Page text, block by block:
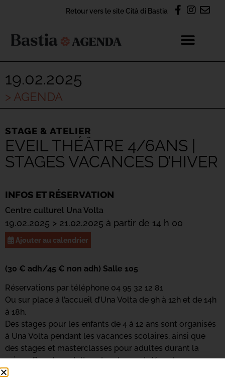
Retour vers le site Cità di Bastia
19.02.2025
> AGENDA
STAGE & ATELIER
EVEIL THÉÂTRE 4/6ANS |
STAGES VACANCES D’HIVER
INFOS ET RÉSERVATION
Centre culturel Una Volta
19.02.2025 > 21.02.2025 à partir de 14 h 00
Ajouter au calendrier
(30 € adh/45 € non adh) Salle 105
Réservations par téléphone 04 95 32 12 81
Ou sur place à l’accueil d’Una Volta de 9h à 12h et de 14h
à 18h.
Des stages pour les enfants de 4 à 12 ans sont organisés
à Una Volta pendant les vacances scolaires, ainsi que
des stages et masterclasses pour adultes durant la
saison. Pour les adultes, des stages de Yoga Iyengar
animés par Valeria Bottari-Rossi, enseignante certifiée,